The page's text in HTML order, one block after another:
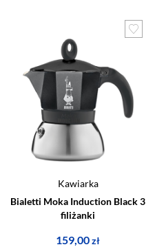
Kawiarka
Bialetti Moka Induction Black 3
filiżanki
159,00zł